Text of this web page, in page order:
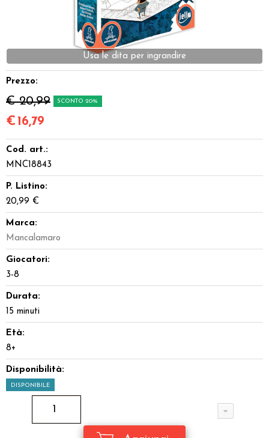
Giocattoli e Gadget
Offerte del Dragone
Usa le dita per ingrandire
Prezzo:
€ 20,99 SCONTO 20%
€ 16,79
Cod. art.:
MNC18843
P. Listino:
20,99 €
Marca:
Mancalamaro
Giocatori:
3-8
Durata:
15 minuti
Età:
8+
Disponibilità:
DISPONIBILE